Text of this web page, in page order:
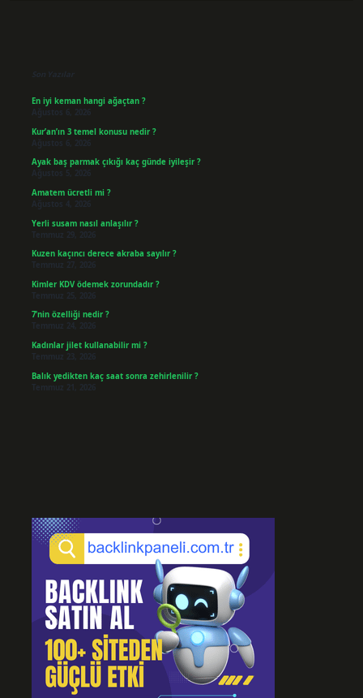
Son Yazılar
En iyi keman hangi ağaçtan ?
Ağustos 6, 2026
Kur’an’ın 3 temel konusu nedir ?
Ağustos 6, 2026
Ayak baş parmak çıkığı kaç günde iyileşir ?
Ağustos 5, 2026
Amatem ücretli mi ?
Ağustos 4, 2026
Yerli susam nasıl anlaşılır ?
Temmuz 29, 2026
Kuzen kaçıncı derece akraba sayılır ?
Temmuz 27, 2026
Kimler KDV ödemek zorundadır ?
Temmuz 25, 2026
7’nin özelliği nedir ?
Temmuz 24, 2026
Kadınlar jilet kullanabilir mi ?
Temmuz 23, 2026
Balık yedikten kaç saat sonra zehirlenilir ?
Temmuz 21, 2026